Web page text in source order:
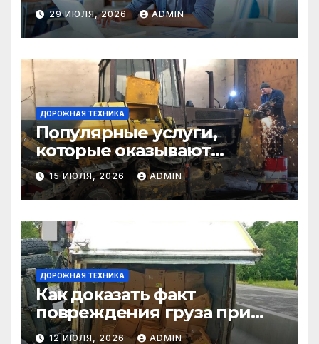
29 ИЮЛЯ, 2026 ADMIN
ДОРОЖНАЯ ТЕХНИКА
Популярные услуги,
которые оказывают
самосвалы в строительстве
и логистике
15 ИЮЛЯ, 2026 ADMIN
ДОРОЖНАЯ ТЕХНИКА
Как доказать факт
повреждения груза при
страховом случае
12 ИЮЛЯ, 2026 ADMIN